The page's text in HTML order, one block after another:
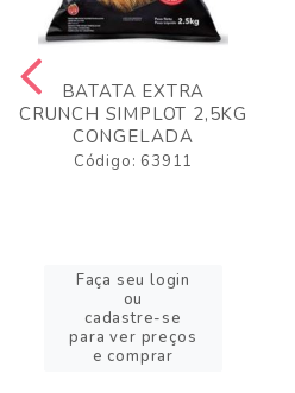
BATATA EXTRA
CRUNCH SIMPLOT 2,5KG
CONGELADA
Código: 63911
Faça seu login
ou
cadastre-se
para ver preços
e comprar